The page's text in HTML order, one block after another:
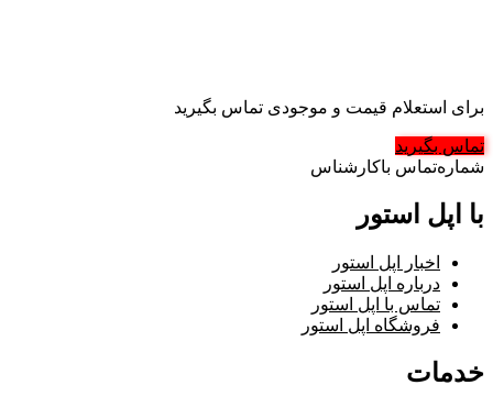
برای استعلام قیمت و موجودی تماس بگیرید
تماس بگیرید
شماره‌تماس‌ با‌کارشناس
با اپل استور
اخبار اپل استور
درباره اپل استور
تماس با اپل استور
فروشگاه اپل استور
خدمات